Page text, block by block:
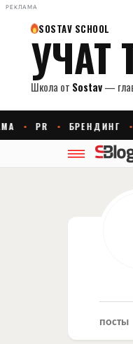
РЕКЛАМА
посты